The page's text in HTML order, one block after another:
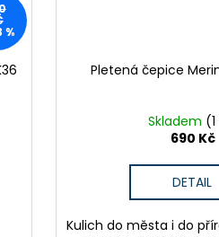
%
Pletená čepice
Skladem
690 Kč
DETAIL
Kulich do města i do